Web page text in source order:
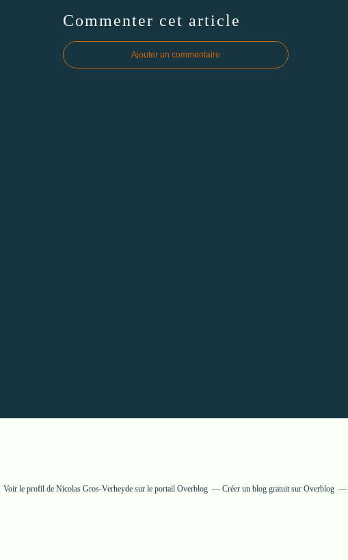
Commenter cet article
Ajouter un commentaire
Voir le profil de Nicolas Gros-Verheydesur le portail Overblog Créer un blog gratuit sur Overblog